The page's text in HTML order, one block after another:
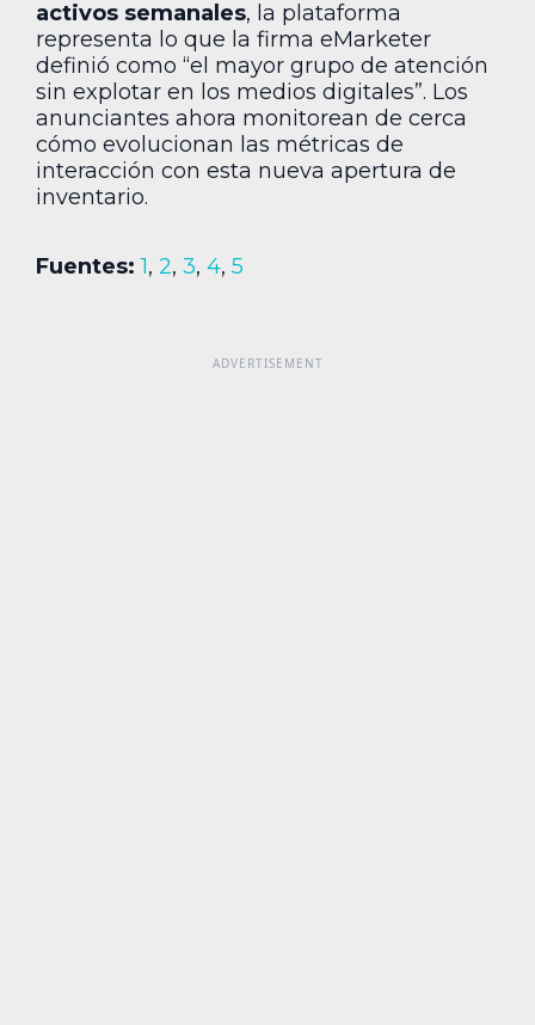
activos semanales, la plataforma
representa lo que la firma eMarketer
definió como “el mayor grupo de atención
sin explotar en los medios digitales”. Los
anunciantes ahora monitorean de cerca
cómo evolucionan las métricas de
interacción con esta nueva apertura de
inventario.
Fuentes: 1, 2, 3, 4, 5